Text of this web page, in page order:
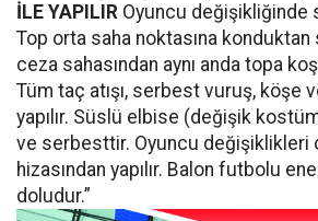
İLE YAPILIR Oyuncu değişikliğinde
Top orta saha noktasına konduktan
ceza sahasından aynı anda topa
Tüm taç atışı, serbest vuruş, köşe
yapılır. Süslü elbise (değişik
ve serbesttir. Oyuncu değişiklikleri
hizasından yapılır. Balon futbolu
doludur.”